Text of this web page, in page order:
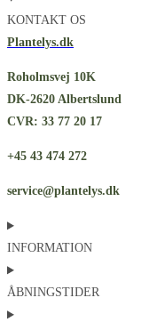
KONTAKT OS
Plantelys.dk
Roholmsvej 10K
DK-2620 Albertslund
CVR: 33 77 20 17
+45 43 474 272
service@plantelys.dk
INFORMATION
ÅBNINGSTIDER